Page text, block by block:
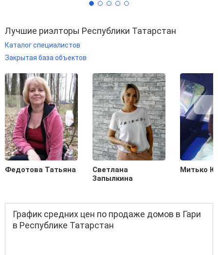
Лучшие риэлторы Республики Татарстан
Каталог специалистов
Закрытая база объектов
Федотова Татьяна
Светлана
Запылкина
Митько
График средних цен по продаже домов в Гари
в Республике Татарстан